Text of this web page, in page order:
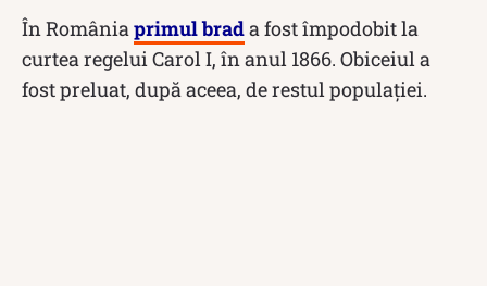
În România primul brada fost împodobit la
curtea regelui Carol I, în anul 1866. Obiceiul a
fost preluat, după aceea, de restul populației.